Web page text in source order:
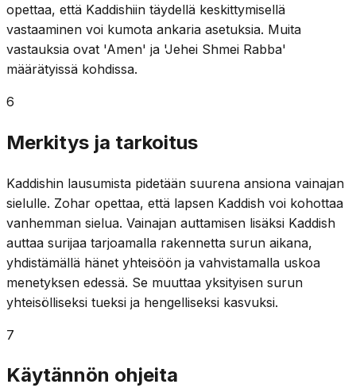
opettaa, että Kaddishiin täydellä keskittymisellä
vastaaminen voi kumota ankaria asetuksia. Muita
vastauksia ovat 'Amen' ja 'Jehei Shmei Rabba'
määrätyissä kohdissa.
6
Merkitys ja tarkoitus
Kaddishin lausumista pidetään suurena ansiona vainajan
sielulle. Zohar opettaa, että lapsen Kaddish voi kohottaa
vanhemman sielua. Vainajan auttamisen lisäksi Kaddish
auttaa surijaa tarjoamalla rakennetta surun aikana,
yhdistämällä hänet yhteisöön ja vahvistamalla uskoa
menetyksen edessä. Se muuttaa yksityisen surun
yhteisölliseksi tueksi ja hengelliseksi kasvuksi.
7
Käytännön ohjeita